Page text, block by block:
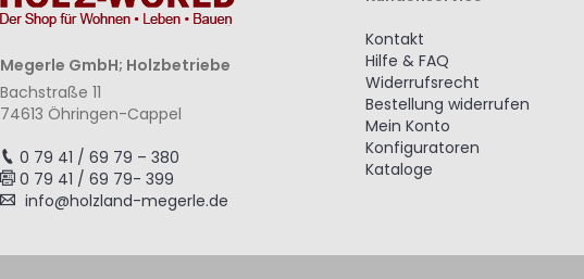
Megerle GmbH; Holzbetriebe
Bachstraße 11
74613 Öhringen-Cappel
0 79 41 / 69 79 – 380
0 79 41 / 69 79- 399
info@holzland-megerle.de
Kontakt
Hilfe & FAQ
Widerrufsrecht
Bestellung widerrufen
Mein Konto
Konfiguratoren
Kataloge